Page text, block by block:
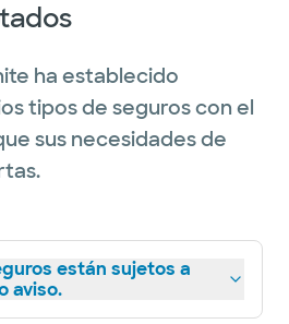
ha establecido
tipos de seguros con el
sus necesidades de
están sujetos a
aviso.